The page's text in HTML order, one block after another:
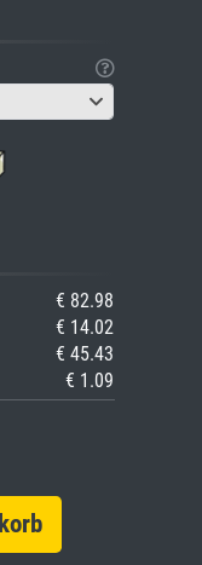
€ 82.98
€ 14.02
€ 45.43
€ 1.09